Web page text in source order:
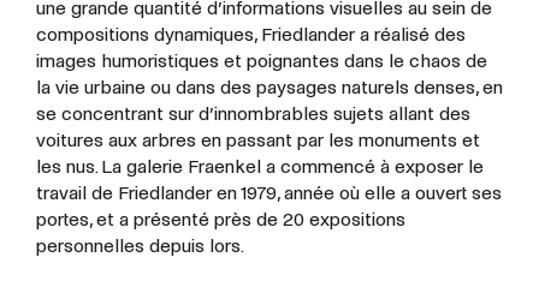
une grande quantité d’informations visuelles au sein de
compositions dynamiques, Friedlander a réalisé des
images humoristiques et poignantes dans le chaos de
la vie urbaine ou dans des paysages naturels denses, en
se concentrant sur d’innombrables sujets allant des
voitures aux arbres en passant par les monuments et
les nus. La galerie Fraenkel a commencé à exposer le
travail de Friedlander en 1979, année où elle a ouvert ses
portes, et a présenté près de 20 expositions
personnelles depuis lors.